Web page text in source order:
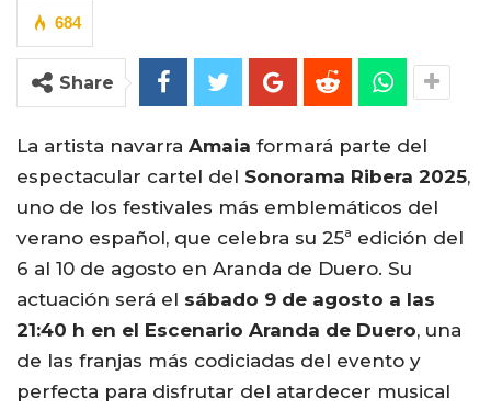
684
Share
La artista navarra Amaia formará parte del
espectacular cartel del Sonorama Ribera 2025,
uno de los festivales más emblemáticos del
verano español, que celebra su 25ª edición del
6 al 10 de agosto en Aranda de Duero. Su
actuación será el sábado 9 de agosto a las
21:40 h en el Escenario Aranda de Duero, una
de las franjas más codiciadas del evento y
perfecta para disfrutar del atardecer musical